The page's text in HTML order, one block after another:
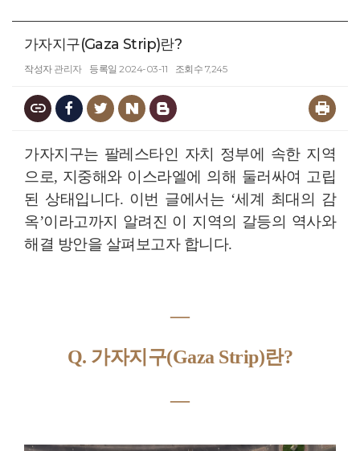
가자지구(Gaza Strip)란?
작성자 관리자 등록일 2024-03-11 조회수 7,245
가자지구는 팔레스타인 자치 정부에 속한 지역
으로, 지중해와 이스라엘에 의해 둘러싸여 고립
된 상태입니다. 이번 글에서는 ‘세계 최대의 감
옥’이라고까지 알려진 이 지역의 갈등의 역사와
해결 방안을 살펴보고자 합니다.
―
Q. 가자지구(Gaza Strip)란?
―